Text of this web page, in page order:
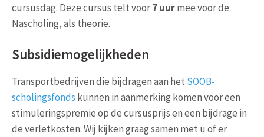
cursusdag. Deze cursus telt voor7 uurmee voor de
Nascholing, als theorie.
Subsidiemogelijkheden
Transportbedrijven die bijdragen aan het SOOB-
scholingsfonds kunnen in aanmerking komen voor een
stimuleringspremie op de cursusprijs en een bijdrage in
de verletkosten. Wij kijken graag samen met u of er